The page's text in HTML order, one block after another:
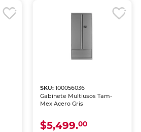
SKU: 100056036
Gabinete Multiusos Tam-
Mex Acero Gris
$5,499.00